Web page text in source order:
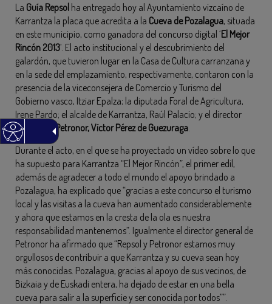
La Guía Repsol ha entregado hoy al Ayuntamiento vizcaíno de
Karrantza la placa que acredita a la Cueva de Pozalagua, situada
en este municipio, como ganadora del concurso digital ‘El Mejor
Rincón 2013’. El acto institucional y el descubrimiento del
galardón, que tuvieron lugar en la Casa de Cultura carranzana y
en la sede del emplazamiento, respectivamente, contaron con la
presencia de la viceconsejera de Comercio y Turismo del
Gobierno vasco, Itziar Epalza; la diputada Foral de Agricultura,
Irene Pardo; el alcalde de Karrantza, Raúl Palacio; y el director
general dePetronor, Víctor Pérez de Guezuraga
Durante el acto, en el que se ha proyectado un vídeo sobre lo que
ha supuesto para Karrantza “El Mejor Rincón”, el primer edil,
además de agradecer a todo el mundo el apoyo brindado a
Pozalagua, ha explicado que “gracias a este concurso el turismo
local y las visitas a la cueva han aumentado considerablemente
y ahora que estamos en la cresta de la ola es nuestra
responsabilidad mantenernos”. Igualmente el director general de
Petronor ha afirmado que “Repsol y Petronor estamos muy
orgullosos de contribuir a que Karrantza y su cueva sean hoy
más conocidas. Pozalagua, gracias al apoyo de sus vecinos, de
Bizkaia y de Euskadi entera, ha dejado de estar en una bella
cueva para salir a la superficie y ser conocida por todos””.